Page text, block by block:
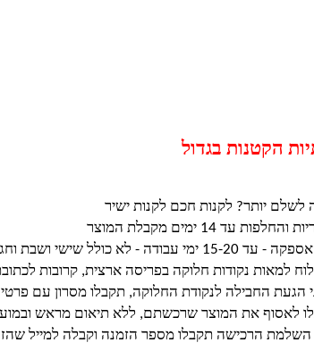
הקטנות בגדול
לשלם יותר? לקנות חכם לקנות ישיר
עד 14 ימים מקבלת המוצר
15-20 ימי עבודה - לא כולל שישי ושבת וחגים
למאות נקודות חלוקה בפריסה ארצית, קרובות
הגעת החבילה לנקודת החלוקה, תקבלו מסרון עם
לאסוף את המוצר שרכשתם, ללא תיאום מראש
הרכישה תקבלו מספר הזמנה וקבלה למייל